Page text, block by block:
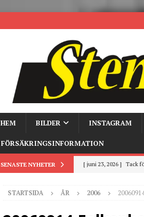
HEM BILDER INSTAGRAM
FÖRSÄKRINGSINFORMATION
SENASTE NYHETER [ juni 23, 2026 ] Tack
[ mars 19, 2026 ]
[ mars 9, 2026 ]
STARTSIDA ÅR 2006